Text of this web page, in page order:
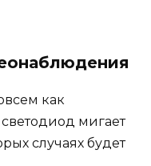
как
мигает
случаях будет